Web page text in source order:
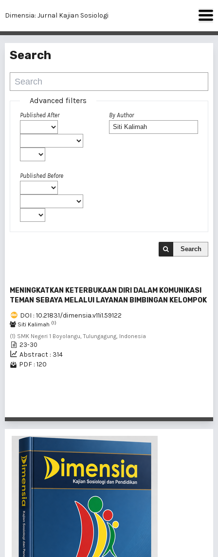
Dimensia: Jurnal Kajian Sosiologi
Search
Advanced filters
Published After
Published Before
By Author
Search
MENINGKATKAN KETERBUKAAN DIRI DALAM KOMUNIKASI
TEMAN SEBAYA MELALUI LAYANAN BIMBINGAN KELOMPOK
DOI : 10.21831/dimensia.v11i1.59122
Siti Kalimah (1)
(1) SMK Negeri 1 Boyolangu, Tulungagung, Indonesia
23-30
Abstract : 314
PDF : 120